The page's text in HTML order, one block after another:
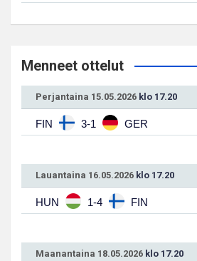
Menneet ottelut
Perjantaina 15.05.2026 klo 17.20
FIN 3-1 GER
Lauantaina 16.05.2026 klo 17.20
HUN 1-4 FIN
Maanantaina 18.05.2026 klo 17.20